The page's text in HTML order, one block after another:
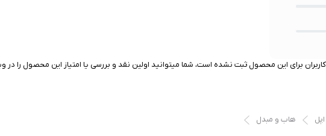
برای این محصول ثبت نشده است، شما میتوانید اولین نقد و بررسی یا امتیاز این محصول را در
هاب و مبدل